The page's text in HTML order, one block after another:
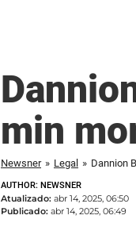
min
Newsner » Legal » Dannion
AUTHOR: NEWSNER
Atualizado: abr 14, 2025, 06:50
Publicado: abr 14, 2025, 06:49